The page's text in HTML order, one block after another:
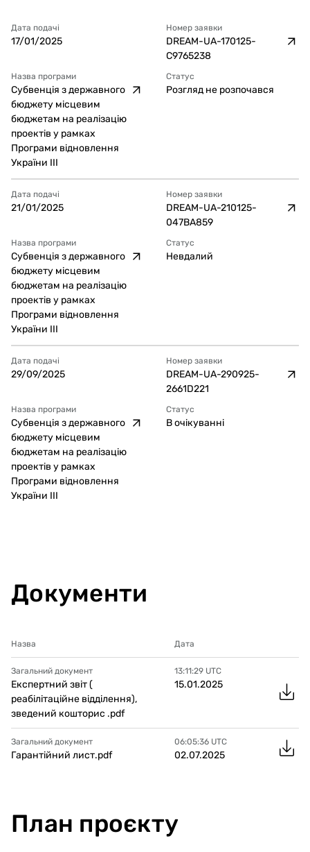
Дата подачі
17/01/2025
Номер заявки
DREAM-UA-170125-
C9765238
Назва програми
Субвенція з державного
бюджету місцевим
бюджетам на реалізацію
проектів у рамках
Програми відновлення
України ІІІ
Статус
Розгляд не розпочався
Дата подачі
21/01/2025
Номер заявки
DREAM-UA-210125-
047BA859
Назва програми
Субвенція з державного
бюджету місцевим
бюджетам на реалізацію
проектів у рамках
Програми відновлення
України ІІІ
Статус
Невдалий
Дата подачі
29/09/2025
Номер заявки
DREAM-UA-290925-
2661D221
Назва програми
Субвенція з державного
бюджету місцевим
бюджетам на реалізацію
проектів у рамках
Програми відновлення
України ІІІ
Статус
В очікуванні
Документи
Назва Дата
Загальний документ
Експертний звіт (
реабілітаційне відділення),
зведений кошторис .pdf
13:11:29 UTC
15.01.2025
Загальний документ
Гарантійний лист.pdf
06:05:36 UTC
02.07.2025
План проєкту